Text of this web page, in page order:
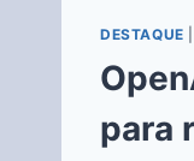
DESTAQUE
para